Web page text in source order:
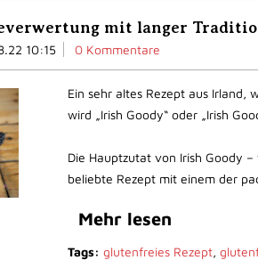
mit langer
10:15 0 Kommentare
Ein sehr altes Rezept aus Irland,
wird „Irish Goody“ oder „Irish
Die Hauptzutat von Irish Goody
beliebte Rezept mit einem der
Mehr lesen
Tags: glutenfreies Rezept,